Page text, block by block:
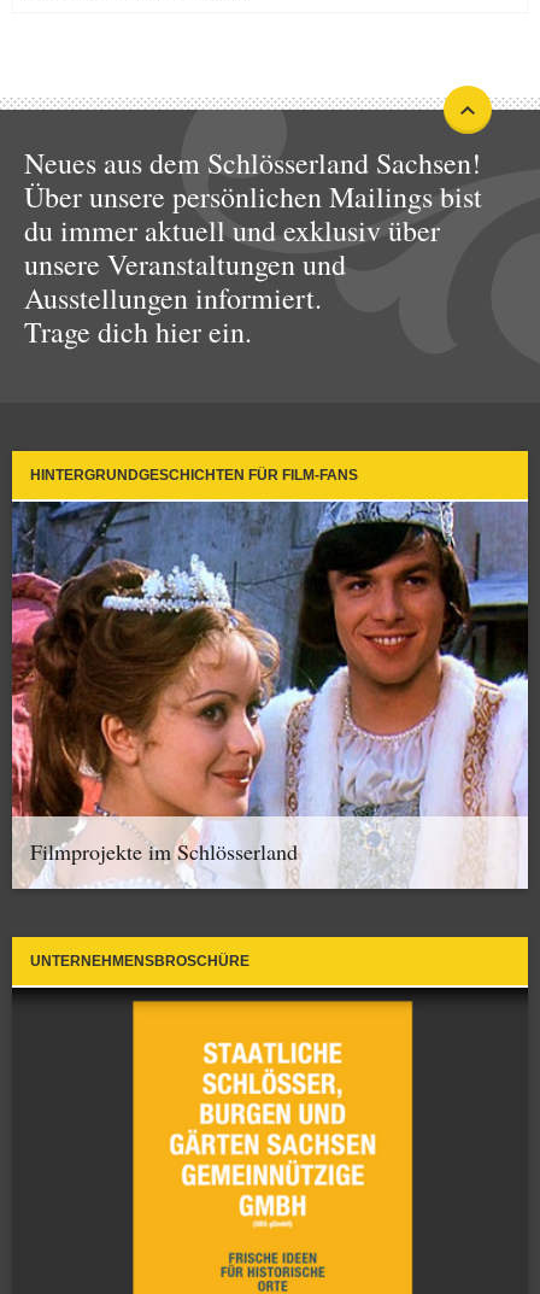
Neues aus dem Schlösserland Sachsen!
Über unsere persönlichen Mailings bist
du immer aktuell und exklusiv über
unsere Veranstaltungen und
Ausstellungen informiert.
Trage dich hier ein.
HINTERGRUNDGESCHICHTEN FÜR FILM-FANS
Filmprojekte im Schlösserland
UNTERNEHMENSBROSCHÜRE